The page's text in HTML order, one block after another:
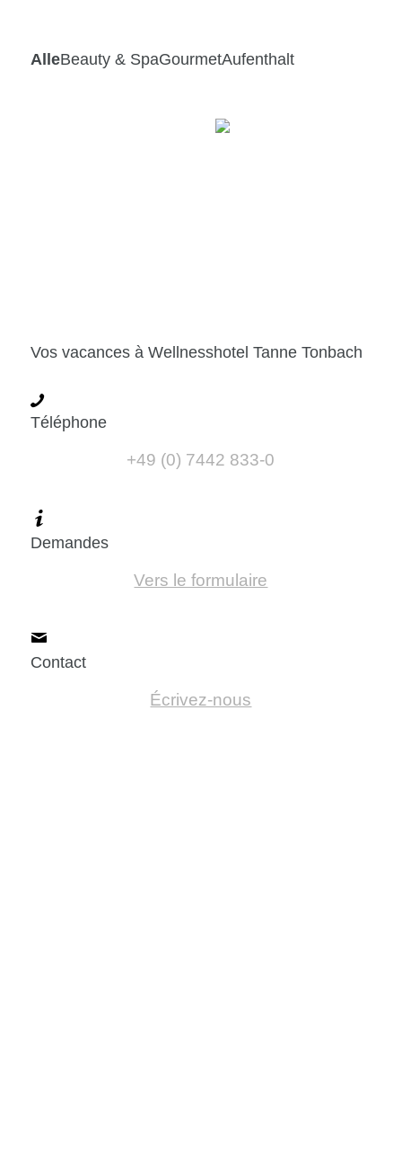
Vos vacances à Wellnesshotel Tanne Tonbach
Téléphone
+49 (0) 7442 833-0
Demandes
Vers le formulaire
Contact
Écrivez-nous